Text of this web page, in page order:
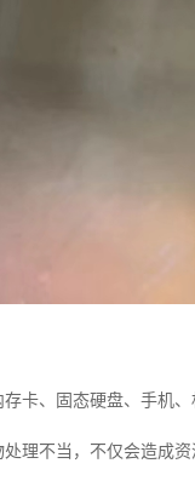
卡、固态硬盘、手机
理不当，不仅会造成资